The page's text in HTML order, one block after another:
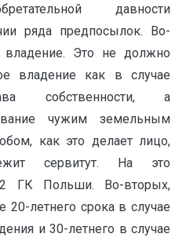
давности
ряда предпосылок. Во-
владение. Это не должно
владение как в случае
собственности, а
чужим земельным
как это делает лицо,
сервитут. На это
ГК Польши. Во-вторых,
20-летнего срока в случае
и 30-летнего в случае